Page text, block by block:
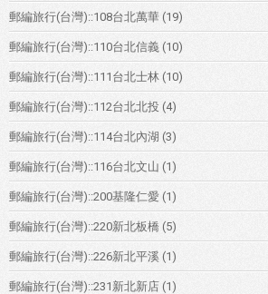
郵編旅行(台灣)::108台北萬華 (19)
郵編旅行(台灣)::110台北信義 (10)
郵編旅行(台灣)::111台北士林 (10)
郵編旅行(台灣)::112台北北投 (4)
郵編旅行(台灣)::114台北內湖 (3)
郵編旅行(台灣)::116台北文山 (1)
郵編旅行(台灣)::200基隆仁愛 (1)
郵編旅行(台灣)::220新北板橋 (5)
郵編旅行(台灣)::226新北平溪 (1)
郵編旅行(台灣)::231新北新店 (1)